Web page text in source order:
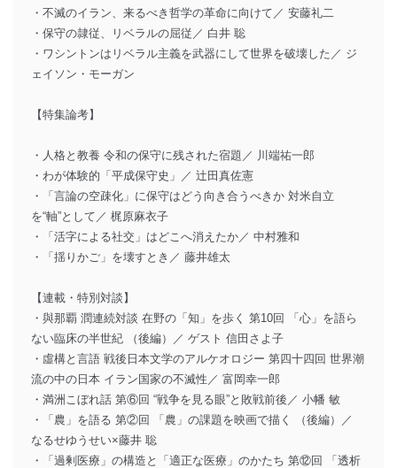
・不滅のイラン、来るべき哲学の革命に向けて／ 安藤礼二
・保守の隷従、リベラルの屈従／ 白井 聡
・ワシントンはリベラル主義を武器にして世界を破壊した／ ジ
ェイソン・モーガン
【特集論考】
・人格と教養 令和の保守に残された宿題／ 川端祐一郎
・わが体験的「平成保守史」／ 辻田真佐憲
・「言論の空疎化」に保守はどう向き合うべきか 対米自立
を“軸”として／ 梶原麻衣子
・「活字による社交」はどこへ消えたか／ 中村雅和
・「揺りかご」を壊すとき／ 藤井雄太
【連載・特別対談】
・與那覇 潤連続対談 在野の「知」を歩く 第10回 「心」を語ら
ない臨床の半世紀 （後編）／ ゲスト 信田さよ子
・虛構と言語 戦後日本文学のアルケオロジー 第四十四回 世界潮
流の中の日本 イラン国家の不滅性／ 富岡幸一郎
・満洲こぼれ話 第⑥回 “戦争を見る眼”と敗戦前後／ 小幡 敏
・「農」を語る 第②回 「農」の課題を映画で描く （後編）／
なるせゆうせい×藤井 聡
・「過剰医療」の構造と「適正な医療」のかたち 第⑫回 「透析